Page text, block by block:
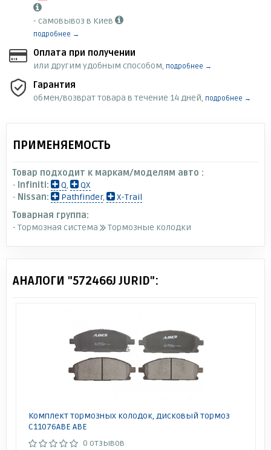
- самовывоз в Киев
подробнее →
Оплата при получении
или другим удобным способом, подробнее →
Гарантия
обмен/возврат товара в течение 14 дней, подробнее →
ПРИМЕНЯЕМОСТЬ
Товар подходит к маркам/моделям авто :
- Infiniti: Q,
QX
- Nissan: Pathfinder,
X-Trail
Товарная группа:
- Тормозная система
Тормозные колодки
АНАЛОГИ "572466J JURID":
Комплект тормозных колодок, дисковый тормоз
C11076ABE ABE
0 отзывов